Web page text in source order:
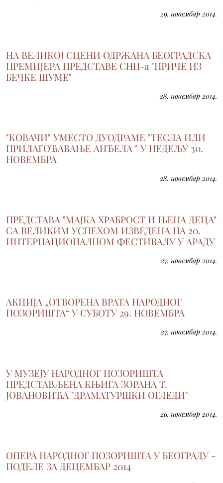
29. новембар 2014.
НА ВЕЛИКОЈ СЦЕНИ ОДРЖАНА БЕОГРАДСКА
ПРЕМИЈЕРА ПРЕДСТАВЕ СНП-а "ПРИЧЕ ИЗ
БЕЧКЕ ШУМЕ"
28. новембар 2014.
"КОВАЧИ" УМЕСТО ДУОДРАМЕ "ТЕСЛА ИЛИ
ПРИЛАГОЂАВАЊЕ АНЂЕЛА " У НЕДЕЉУ 30.
НОВЕМБРА
28. новембар 2014.
ПРЕДСТАВА "МАЈКА ХРАБРОСТ И ЊЕНА ДЕЦА"
СА ВЕЛИКИМ УСПЕХОМ ИЗВЕДЕНА НА 20.
ИНТЕРНАЦИОНАЛНОМ ФЕСТИВАЛУ У АРАДУ
27. новембар 2014.
АКЦИЈА „ОТВОРЕНА ВРАТА НАРОДНОГ
ПОЗОРИШТА“ У СУБОТУ 29. НОВЕМБРА
27. новембар 2014.
У МУЗЕЈУ НАРОДНОГ ПОЗОРИШТА
ПРЕДСТАВЉЕНА КЊИГА ЗОРАНА Т.
ЈОВАНОВИЋА "ДРАМАТУРШКИ ОГЛЕДИ"
26. новембар 2014.
ОПЕРА НАРОДНОГ ПОЗОРИШТА У БЕОГРАДУ -
ПОДЕЛЕ ЗА ДЕЦЕМБАР 2014